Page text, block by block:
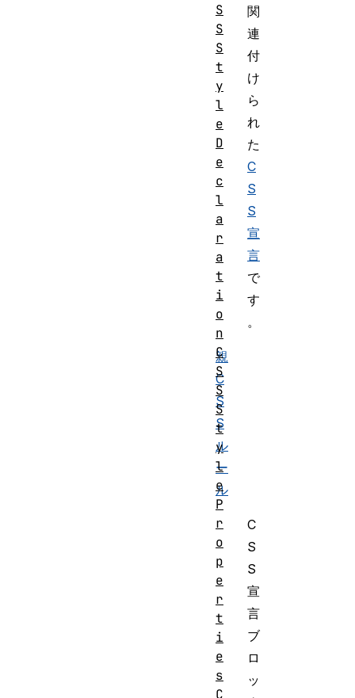
関
連
付
け
ら
れ
た
C
S
S
宣
言
で
す
。
親
C
S
S
ル
ー
ル
C
S
S
宣
言
ブ
ロ
ッ
S
S
S
t
y
l
e
D
e
c
l
a
r
a
t
i
o
n
C
S
S
S
t
y
l
e
P
r
o
p
e
r
t
i
e
s
C